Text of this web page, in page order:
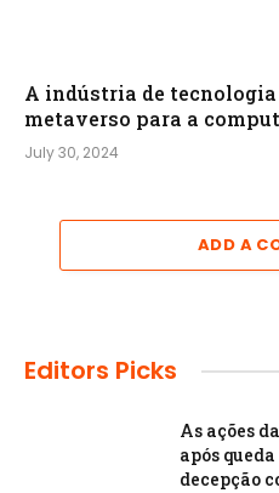
A indústria de
metaverso para a
July 30, 2024
ADD A
Editors Picks
As ações
após
decepção